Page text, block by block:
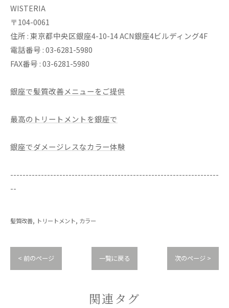
WISTERIA
〒104-0061
住所 : 東京都中央区銀座4-10-14 ACN銀座4ビルディング4F
電話番号 : 03-6281-5980
FAX番号 : 03-6281-5980
銀座で髪質改善メニューをご提供
最高のトリートメントを銀座で
銀座でダメージレスなカラー体験
--------------------------------------------------------------------
--
髪質改善 トリートメント カラー
< 前のページ 一覧に戻る 次のページ >
関連タグ